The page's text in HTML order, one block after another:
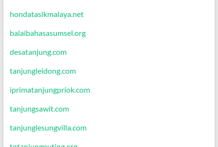
hondatasikmalaya.net
balaibahasasumsel.org
desatanjung.com
tanjungleidong.com
iprimatanjungpriok.com
tanjungsawit.com
tanjunglesungvilla.com